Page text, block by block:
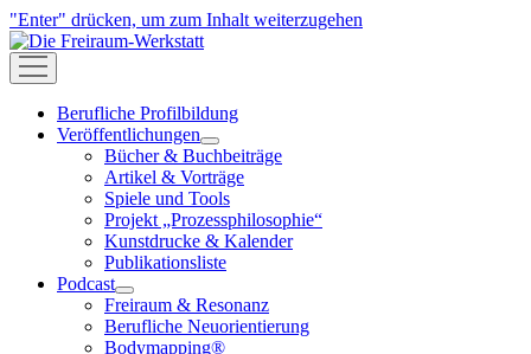
"Enter" drücken, um zum Inhalt weiterzugehen
Die
Freiraum-
Werkstatt
open
menu
Berufliche Profilbildung
Veröffentlichungen
open
menu
Bücher & Buchbeiträge
Artikel & Vorträge
Spiele und Tools
Projekt „Prozessphilosophie“
Kunstdrucke & Kalender
Publikationsliste
Podcast
open
menu
Freiraum & Resonanz
Berufliche Neuorientierung
Bodymapping®